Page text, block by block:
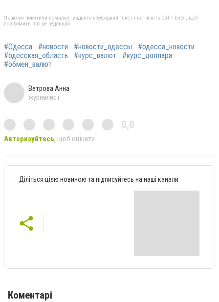
Якщо ви помітили помилку, виділіть необхідний текст і натисніть Ctrl + Enter, щоб
повідомити про це редакцію
#Одесса #новости #новости_одессы
#одесса_новости
#одесская_область
#курс_валют
#курс_доллара
#обмен_валют
Ветрова Анна
журналист
0,0
Авторизуйтесь, щоб оцінити
Діліться цією новиною та підписуйтесь на наші канали
Коментарі